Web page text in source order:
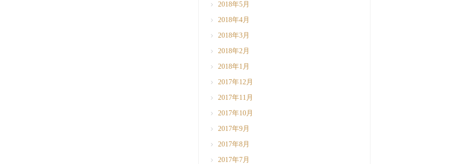
2018年5月
2018年4月
2018年3月
2018年2月
2018年1月
2017年12月
2017年11月
2017年10月
2017年9月
2017年8月
2017年7月